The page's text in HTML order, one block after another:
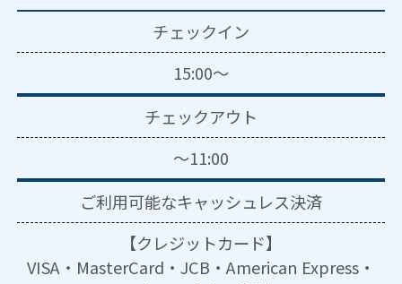
チェックイン
15:00～
チェックアウト
～11:00
ご利用可能なキャッシュレス決済
【クレジットカード】
VISA・MasterCard・JCB・American Express・